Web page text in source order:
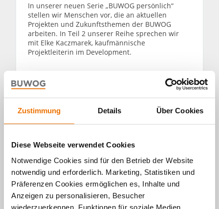
Zustimmung Details Über Cookies
Diese Webseite verwendet Cookies
Notwendige Cookies sind für den Betrieb der Website
notwendig und erforderlich. Marketing, Statistiken und
Präferenzen Cookies ermöglichen es, Inhalte und
Anzeigen zu personalisieren, Besucher
wiederzuerkennen, Funktionen für soziale Medien
In unserer neuen Serie „BUWOG persönlich“
stellen wir Menschen vor, die an aktuellen
Projekten und Zukunftsthemen der BUWOG
arbeiten. In Teil 2 unserer Reihe sprechen wir
mit Elke Kaczmarek, kaufmännische
Projektleiterin im Development.